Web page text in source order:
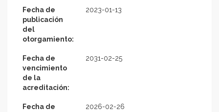
Fecha de
publicación
del
otorgamiento:
2023-01-13
Fecha de
vencimiento
de la
acreditación:
2031-02-25
Fecha de
2026-02-26